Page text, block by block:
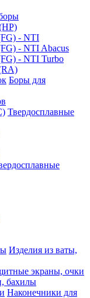
- NTI
- NTI Abacus
- NTI Turbo
Боры для
Твердосплавные
Изделия из ваты,
экраны, очки
бахилы
Наконечники для